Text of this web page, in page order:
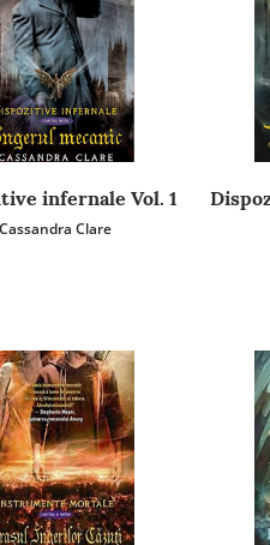
infernale Vol. 1
Cassandra Clare